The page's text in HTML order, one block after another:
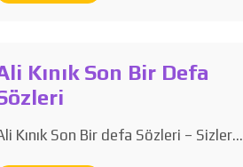
Kınık Son Bir Defa
Kınık Son Bir defa Sözleri – Sizler…